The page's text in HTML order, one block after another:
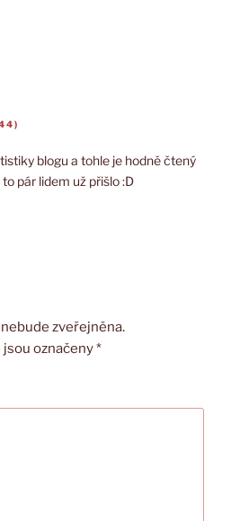
blogu a tohle je hodně čtený
pár lidem už přišlo :D
zveřejněna.
označeny*